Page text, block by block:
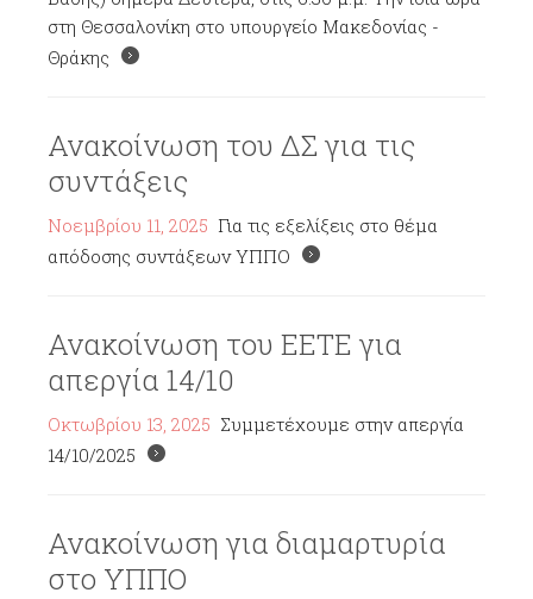
στη Θεσσαλονίκη στο υπουργείο Μακεδονίας -
Θράκης
Ανακοίνωση του ΔΣ για τις
συντάξεις
Νοεμβρίου 11, 2025 Για τις εξελίξεις στο θέμα
απόδοσης συντάξεων ΥΠΠΟ
Ανακοίνωση του ΕΕΤΕ για
απεργία 14/10
Οκτωβρίου 13, 2025 Συμμετέχουμε στην απεργία
14/10/2025
Ανακοίνωση για διαμαρτυρία
στο ΥΠΠΟ